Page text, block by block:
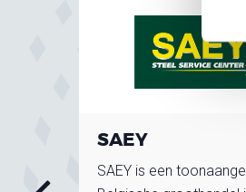
SAEY
SAEY is een